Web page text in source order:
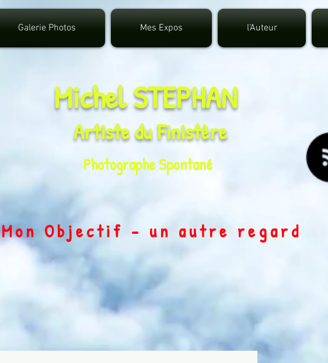
Galerie Photos Mes Expos l'Auteur
Michel STEPHAN
Artiste duFinistère
Photographe Spontané
Objectif - un autre regard